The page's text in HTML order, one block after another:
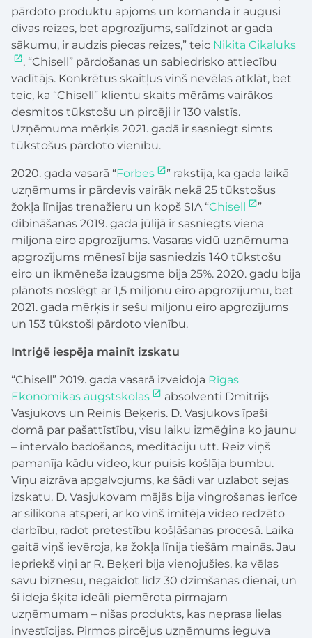
pārdoto produktu apjoms un komanda ir augusi
divas reizes, bet apgrozījums, salīdzinot ar gada
sākumu, ir audzis piecas reizes,” teic Nikita Cikaluks
, “Chisell” pārdošanas un sabiedrisko attiecību
vadītājs. Konkrētus skaitļus viņš nevēlas atklāt, bet
teic, ka “Chisell” klientu skaits mērāms vairākos
desmitos tūkstošu un pircēji ir 130 valstīs.
Uzņēmuma mērķis 2021. gadā ir sasniegt simts
tūkstošus pārdoto vienību.
2020. gada vasarā “Forbes
” rakstīja, ka gada laikā
uzņēmums ir pārdevis vairāk nekā 25 tūkstošus
žokļa līnijas trenažieru un kopš SIA “Chisell
”
dibināšanas 2019. gada jūlijā ir sasniegts viena
miljona eiro apgrozījums. Vasaras vidū uzņēmuma
apgrozījums mēnesī bija sasniedzis 140 tūkstošu
eiro un ikmēneša izaugsme bija 25%. 2020. gadu bija
plānots noslēgt ar 1,5 miljonu eiro apgrozījumu, bet
2021. gada mērķis ir sešu miljonu eiro apgrozījums
un 153 tūkstoši pārdoto vienību.
Intriģē iespēja mainīt izskatu
“Chisell” 2019. gada vasarā izveidoja Rīgas
Ekonomikas augstskolas
absolventi Dmitrijs
Vasjukovs un Reinis Beķeris. D. Vasjukovs īpaši
domā par pašattīstību, visu laiku izmēģina ko jaunu
– intervālo badošanos, meditāciju utt. Reiz viņš
pamanīja kādu video, kur puisis košļāja bumbu.
Viņu aizrāva apgalvojums, ka šādi var uzlabot sejas
izskatu. D. Vasjukovam mājās bija vingrošanas ierīce
ar silikona atsperi, ar ko viņš imitēja video redzēto
darbību, radot pretestību košļāšanas procesā. Laika
gaitā viņš ievēroja, ka žokļa līnija tiešām mainās. Jau
iepriekš viņi ar R. Beķeri bija vienojušies, ka vēlas
savu biznesu, negaidot līdz 30 dzimšanas dienai, un
šī ideja šķita ideāli piemērota pirmajam
uzņēmumam – nišas produkts, kas neprasa lielas
investīcijas. Pirmos pircējus uzņēmums ieguva